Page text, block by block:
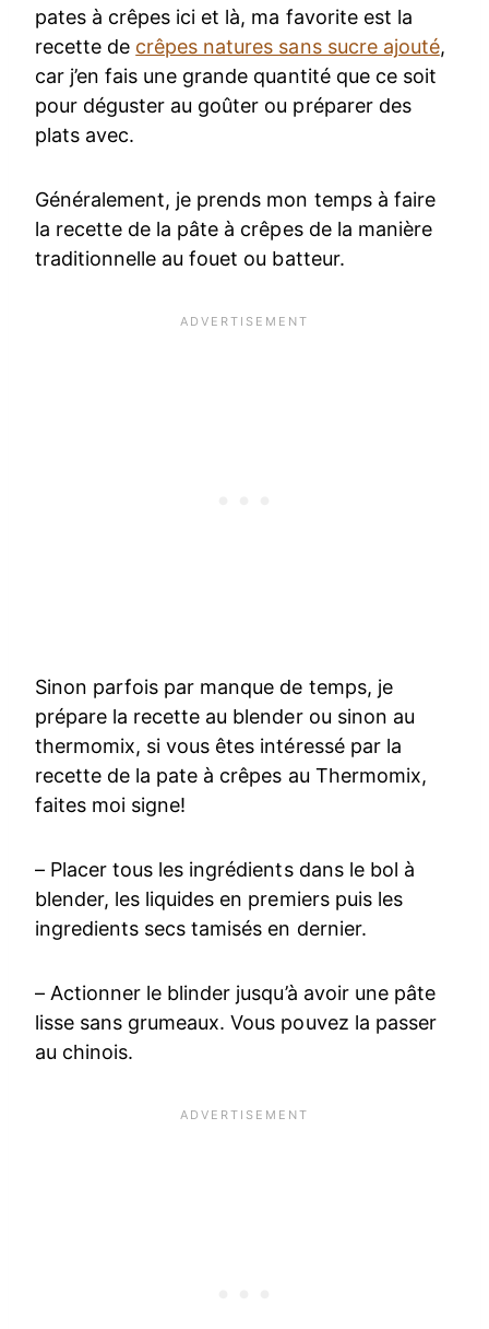
pates à crêpes ici et là, ma favorite est la
recette de crêpes natures sans sucre ajouté,
car j’en fais une grande quantité que ce soit
pour déguster au goûter ou préparer des
plats avec.
Généralement, je prends mon temps à faire
la recette de la pâte à crêpes de la manière
traditionnelle au fouet ou batteur.
Sinon parfois par manque de temps, je
prépare la recette au blender ou sinon au
thermomix, si vous êtes intéressé par la
recette de la pate à crêpes au Thermomix,
faites moi signe!
– Placer tous les ingrédients dans le bol à
blender, les liquides en premiers puis les
ingredients secs tamisés en dernier.
– Actionner le blinder jusqu’à avoir une pâte
lisse sans grumeaux. Vous pouvez la passer
au chinois.